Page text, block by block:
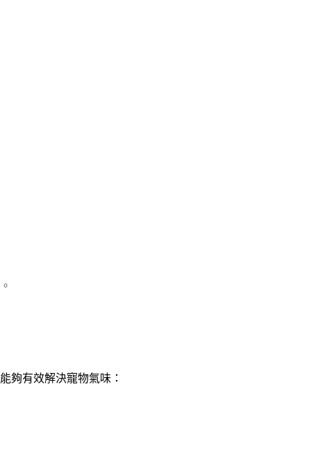
夠有效解決寵物氣味：